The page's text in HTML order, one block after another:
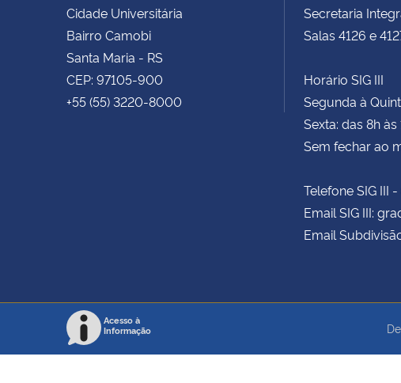
Cidade Universitária
Bairro Camobi
Santa Maria - RS
CEP: 97105-900
+55 (55) 3220-8000
Secretaria
Salas 4126 e
Horário SIG III
Segunda à
Sexta: das 8h às
Sem fechar ao
Telefone SIG III
Email SIG III:
Email
Acesso à
Informação